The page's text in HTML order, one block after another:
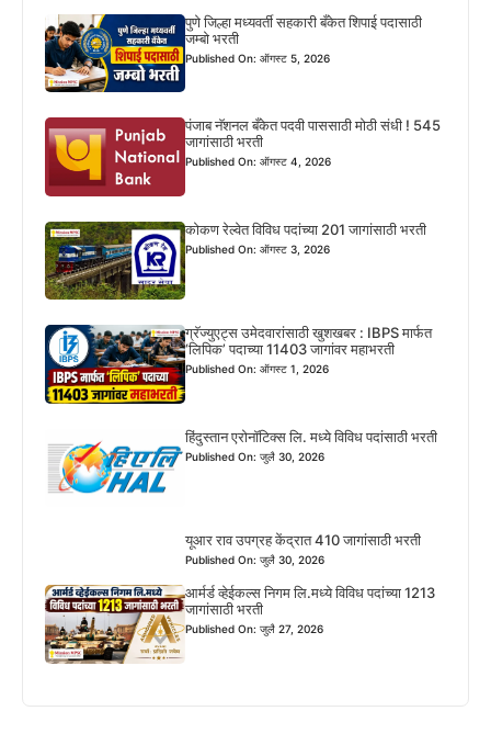
पुणे जिल्हा मध्यवर्ती सहकारी बँकेत शिपाई पदासाठी
जम्बो भरती
Published On: ऑगस्ट 5, 2026
पंजाब नॅशनल बँकेत पदवी पाससाठी मोठी संधी ! 545
जागांसाठी भरती
Published On: ऑगस्ट 4, 2026
कोकण रेल्वेत विविध पदांच्या 201 जागांसाठी भरती
Published On: ऑगस्ट 3, 2026
ग्रॅज्युएट्स उमेदवारांसाठी खुशखबर : IBPS मार्फत
‘लिपिक’ पदाच्या 11403 जागांवर महाभरती
Published On: ऑगस्ट 1, 2026
हिंदुस्तान एरोनॉटिक्स लि. मध्ये विविध पदांसाठी भरती
Published On: जुलै 30, 2026
यूआर राव उपग्रह केंद्रात 410 जागांसाठी भरती
Published On: जुलै 30, 2026
आर्मर्ड व्हेईकल्स निगम लि.मध्ये विविध पदांच्या 1213
जागांसाठी भरती
Published On: जुलै 27, 2026